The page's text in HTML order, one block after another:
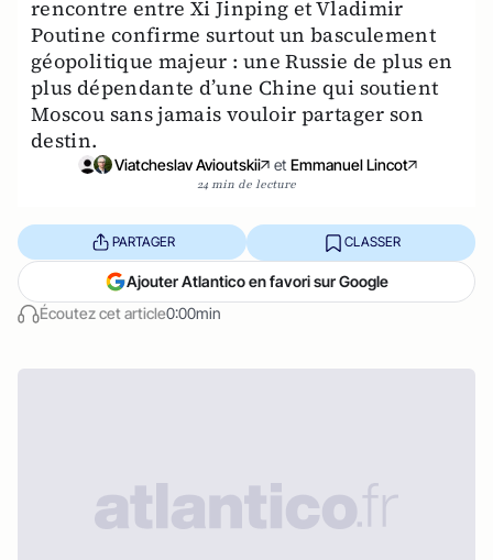
rencontre entre Xi Jinping et Vladimir
Poutine confirme surtout un basculement
géopolitique majeur : une Russie de plus en
plus dépendante d’une Chine qui soutient
Moscou sans jamais vouloir partager son
destin.
Viatcheslav Avioutskii et Emmanuel Lincot
24 min de lecture
Écoutez cet article0:00min
PARTAGER CLASSER
Ajouter Atlantico en favori sur Google